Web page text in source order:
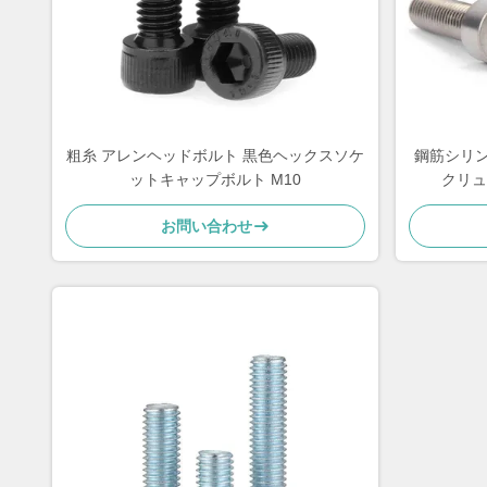
粗糸 アレンヘッドボルト 黒色ヘックスソケ
ットキャップボルト M10
お問い合わせ
鋼筋シリ
クリ